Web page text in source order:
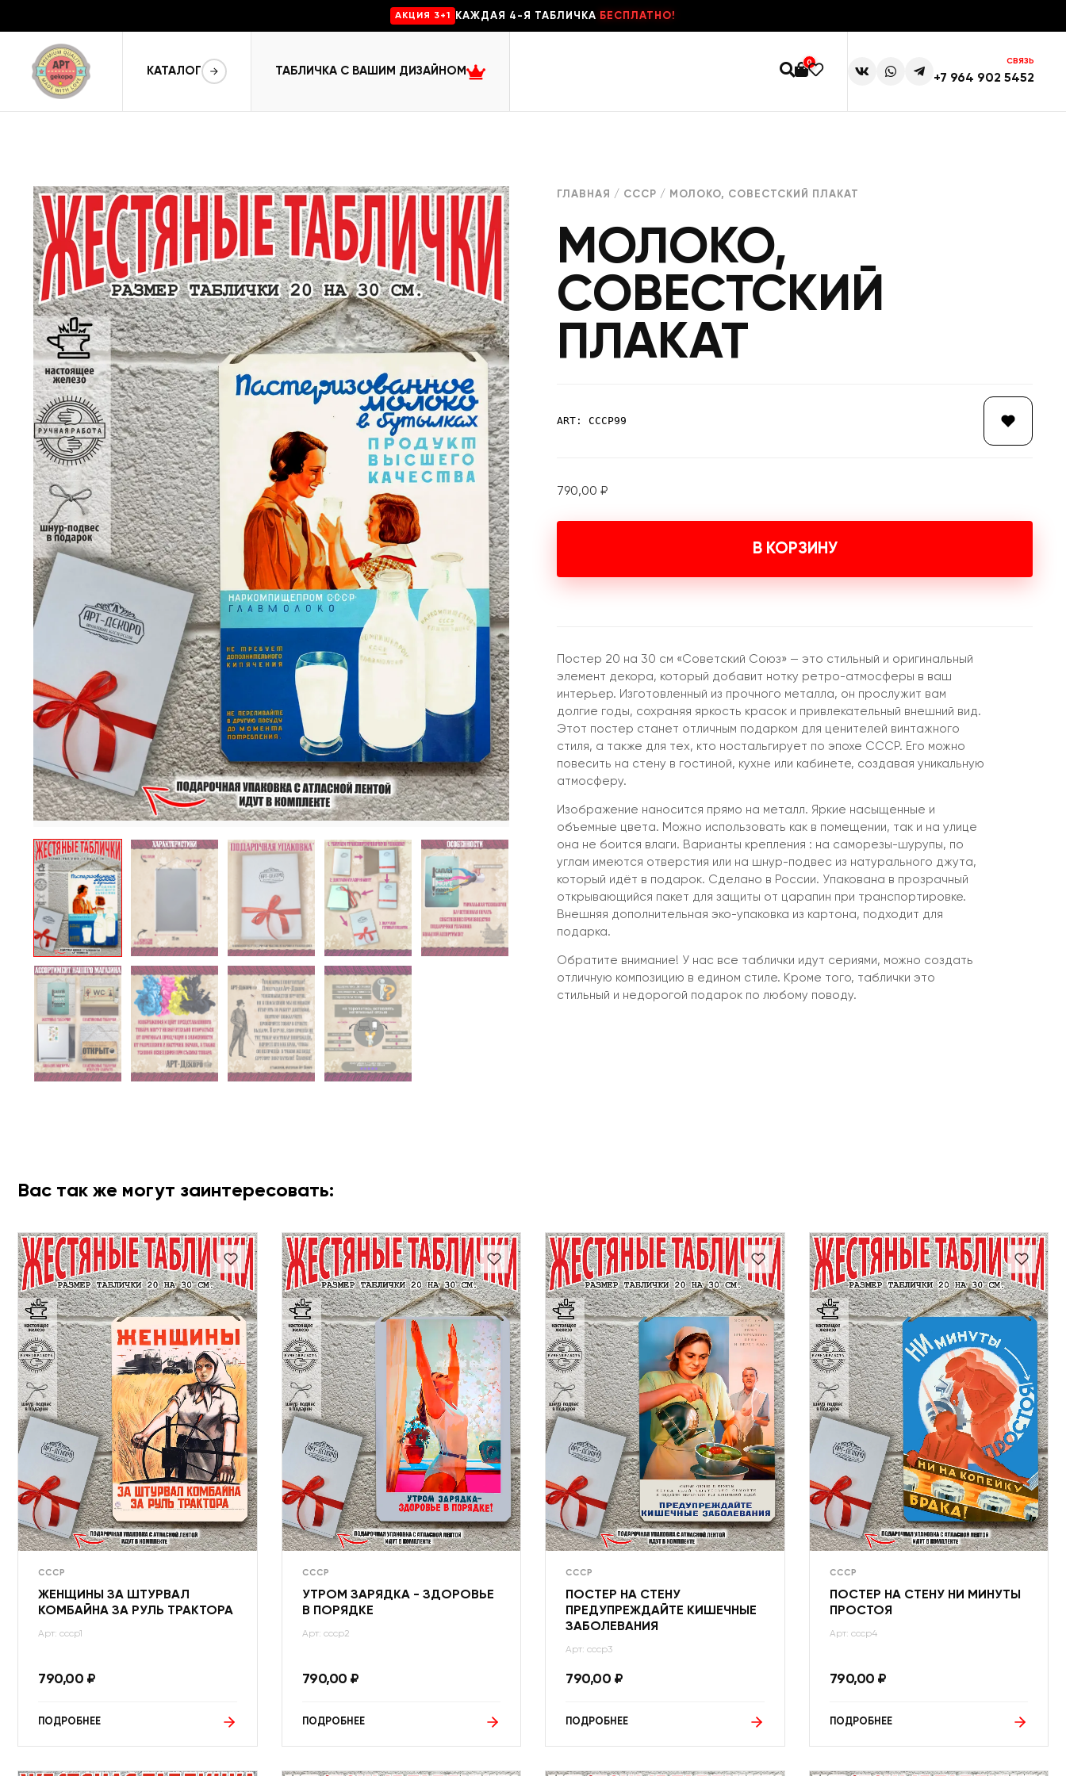
AKЦИЯ 3+1 КАЖДАЯ 4-Я ТАБЛИЧКА БЕСПЛАТНО!
КАТАЛОГ ТАБЛИЧКА С ВАШИМ ДИЗАЙНОМ
0 СВЯЗЬ
+7 964 902 5452
ГЛАВНАЯ / СССР / МОЛОКО, СОВЕСТСКИЙ ПЛАКАТ
МОЛОКО,
СОВЕСТСКИЙ
ПЛАКАТ
ART: СССР99
790,00 ₽
В КОРЗИНУ
Постер 20 на 30 см «Советский Союз» — это стильный и оригинальный
элемент декора, который добавит нотку ретро-атмосферы в ваш
интерьер. Изготовленный из прочного металла, он прослужит вам
долгие годы, сохраняя яркость красок и привлекательный внешний вид.
Этот постер станет отличным подарком для ценителей винтажного
стиля, а также для тех, кто ностальгирует по эпохе СССР. Его можно
повесить на стену в гостиной, кухне или кабинете, создавая уникальную
атмосферу.
Изображение наносится прямо на металл. Яркие насыщенные и
объемные цвета. Можно использовать как в помещении, так и на улице
она не боится влаги. Варианты крепления : на саморезы-шурупы, по
углам имеются отверстия или на шнур-подвес из натурального джута,
который идёт в подарок. Сделано в России. Упакована в прозрачный
открывающийся пакет для защиты от царапин при транспортировке.
Внешняя дополнительная эко-упаковка из картона, подходит для
подарка.
Обратите внимание! У нас все таблички идут сериями, можно создать
отличную композицию в едином стиле. Кроме того, таблички это
стильный и недорогой подарок по любому поводу.
Вас так же могут заинтересовать:
СССР
ЖЕНЩИНЫ ЗА ШТУРВАЛ
КОМБАЙНА ЗА РУЛЬ ТРАКТОРА
Арт: ссср1
790,00 ₽
ПОДРОБНЕЕ
СССР
УТРОМ ЗАРЯДКА - ЗДОРОВЬЕ
В ПОРЯДКЕ
Арт: ссср2
790,00 ₽
ПОДРОБНЕЕ
СССР
ПОСТЕР НА СТЕНУ
ПРЕДУПРЕЖДАЙТЕ КИШЕЧНЫЕ
ЗАБОЛЕВАНИЯ
Арт: ссср3
790,00 ₽
ПОДРОБНЕЕ
СССР
ПОСТЕР НА СТЕНУ НИ МИНУТЫ
ПРОСТОЯ
Арт: ссср4
790,00 ₽
ПОДРОБНЕЕ